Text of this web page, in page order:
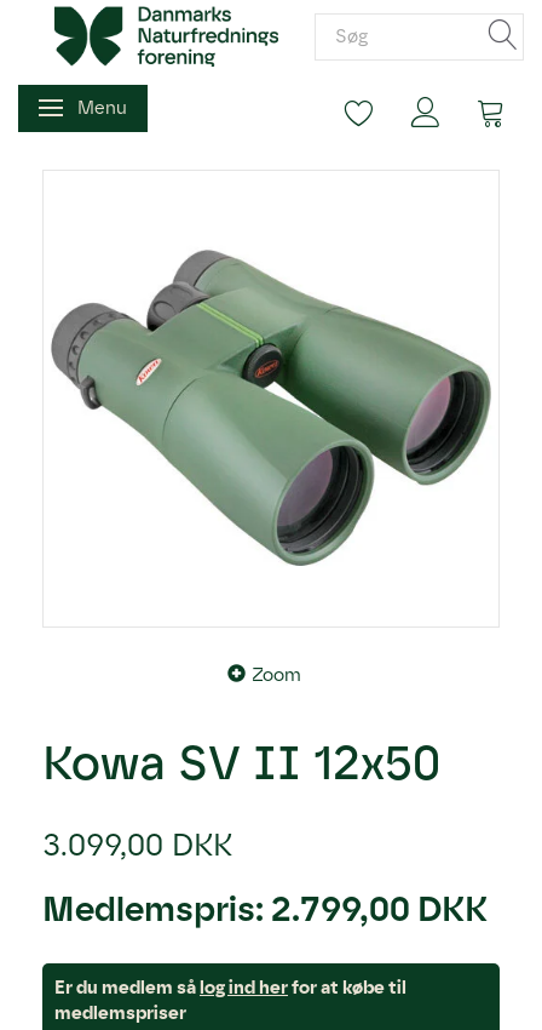
Skifte navigation
Menu
Zoom
Kowa SV II 12x50
3.099,00 DKK
Medlemspris: 2.799,00 DKK
Er du medlem sålog ind herfor at købe til
medlemspriser